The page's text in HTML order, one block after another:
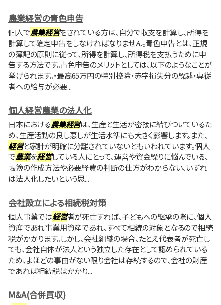
農業経営の青色申告
個人で農業経営をされている方は、自分で収支を計算し、所得を
計算して確定申告をしなければなりません。青色申告とは、正規
の簿記の原則に従って、所得を計算し、所得税を支払うために申
告する方法です。青色申告のメリットとしては、以下のようなことが
挙げられます。・最高65万円の特別控除・赤字損失分の繰越・専従
者への給与が必要...
個人経営農業の法人化
日本における農業経営は、生産と生活が密接に結びついているた
め、生産活動の良し悪しが生活水準にも大きく影響します。また、
経営と家計が明確に分離されていないともいわれています。個人
で農業を経営している人にとって、運営や資金繰りに悩んでいる、
帳簿の作成方法や必要経費の判断の仕方がわからない、いずれ
は法人化したいという思...
会社設立による相続税対策
個人事業では経営者が死亡すれば、子どもへの継承の際に、個人
資産であれ事業用資産であれ、すべて相続の対象となるので相続
税がかかります。しかし、会社組織の場合、たとえ代表者が死亡し
ても、会社自体が法人という独立した存在として認められている
ため、よほどの事由がない限り会社は存続するので、会社の財産
であれば相続税はかかり...
M&A(合併買収)